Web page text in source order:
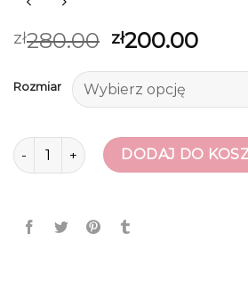
zł280.00 zł200.00
Rozmiar
ilość buty na siłownięDODAJ DO